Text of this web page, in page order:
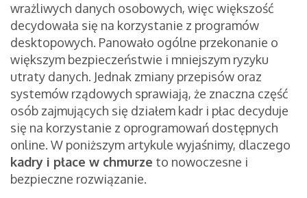
wrażliwych danych osobowych, więc większość
decydowała się na korzystanie z programów
desktopowych. Panowało ogólne przekonanie o
większym bezpieczeństwie i mniejszym ryzyku
utraty danych. Jednak zmiany przepisów oraz
systemów rządowych sprawiają, że znaczna część
osób zajmujących się działem kadr i płac decyduje
się na korzystanie z oprogramowań dostępnych
online. W poniższym artykule wyjaśnimy, dlaczego
kadry i płace w chmurze to nowoczesne i
bezpieczne rozwiązanie.